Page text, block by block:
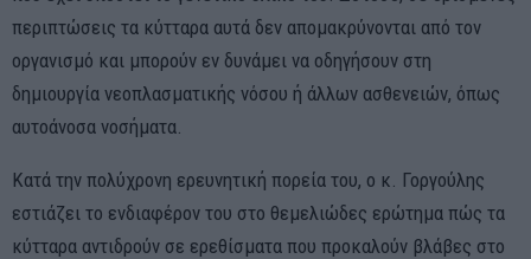
περιπτώσεις τα κύτταρα αυτά δεν απομακρύνονται από τον
οργανισμό και μπορούν εν δυνάμει να οδηγήσουν στη
δημιουργία νεοπλασματικής νόσου ή άλλων ασθενειών, όπως
αυτοάνοσα νοσήματα.
Κατά την πολύχρονη ερευνητική πορεία του, ο κ. Γοργούλης
εστιάζει το ενδιαφέρον του στο θεμελιώδες ερώτημα πώς τα
κύτταρα αντιδρούν σε ερεθίσματα που προκαλούν βλάβες στο